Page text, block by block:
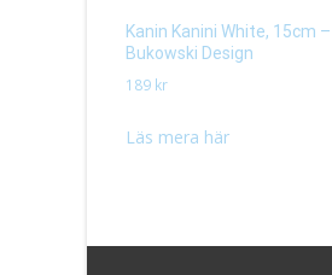
Kanin Kanini White, 15cm –
Bukowski Design
189 kr
Läs mera här